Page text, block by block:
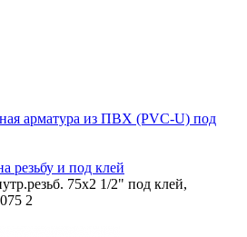
арматура из ПВХ (PVC-U) под
резьбу и под клей
75х2 1/2" под клей,
2